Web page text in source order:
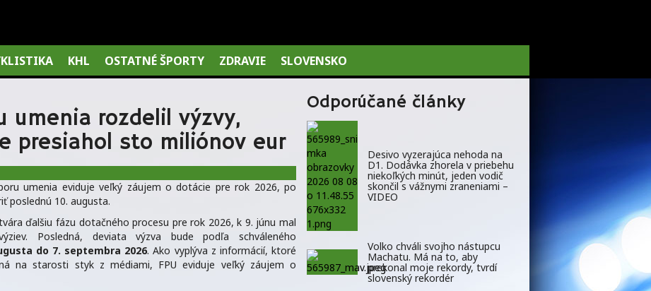
KHL OSTATNÉ ŠPORTY ZDRAVIE SLOVENSKO
umenia rozdelil výzvy,
presiahol sto miliónov eur
umenia eviduje veľký záujem o dotácie pre rok 2026, po
poslednú 10. augusta.
ďalšiu fázu dotačného procesu pre rok 2026, k 9. júnu mal
Posledná, deviata výzva bude podľa schváleného
do 7. septembra 2026. Ako vyplýva z informácií, ktoré
na starosti styk z médiami, FPU eviduje veľký záujem o
Odporúčané články
Desivo vyzerajúca nehoda na
D1. Dodávka zhorela v priebehu
niekoľkých minút, jeden vodič
skončil s vážnymi zraneniami –
VIDEO
Volko chváli svojho nástupcu
Machatu. Má na to, aby
prekonal moje rekordy, tvrdí
slovenský rekordér